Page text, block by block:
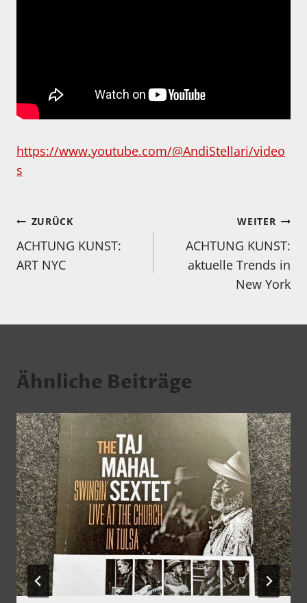
https://www.youtube.com/@AndiStellari/video
s
Beitragsnavigation
ZURÜCK
ACHTUNG KUNST:
ART NYC
WEITER
ACHTUNG KUNST:
aktuelle Trends in
New York
Ähnliche Beiträge